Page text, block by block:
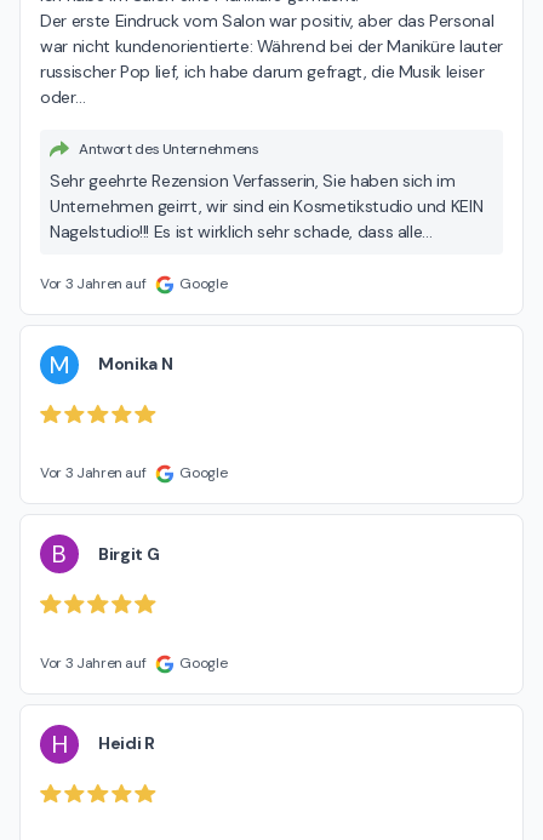
Der erste Eindruck vom Salon war positiv, aber das Personal
war nicht kundenorientierte: Während bei der Maniküre lauter
russischer Pop lief, ich habe darum gefragt, die Musik leiser
oder…
Antwort des Unternehmens
Sehr geehrte Rezension Verfasserin, Sie haben sich im
Unternehmen geirrt, wir sind ein Kosmetikstudio und KEIN
Nagelstudio!!! Es ist wirklich sehr schade, dass alle
richtig informiert und Gedanken gemacht zu haben! Ihre
keine Dienstleistung von uns bekommen haben! Wir
verlangen von Ihnen, diese Rezension zu entfernen und
sich das nächste Mal besser zu informieren! Bleiben Sie
gesund!
Vor 3 Jahren auf Google
M Monika N
Vor 3 Jahren auf Google
B Birgit G
Vor 3 Jahren auf Google
H Heidi R